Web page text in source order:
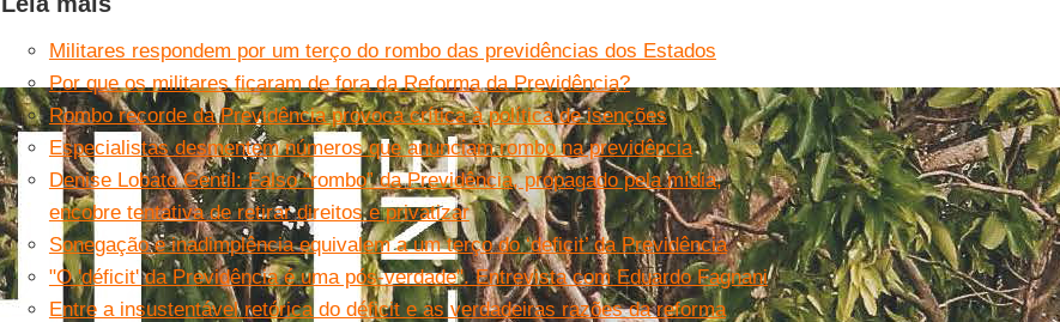
Militares respondem por um terço do rombo das previdências dos Estados
Por que os militares ficaram de fora da Reforma da Previdência?
Rombo recorde da Previdência provoca crítica à política de isenções
Especialistas desmentem números que anunciam rombo na previdência
Denise Lobato Gentil: Falso “rombo” da Previdência, propagado pela mídia,
encobre tentativa de retirar direitos e privatizar
Sonegação e inadimplência equivalem a um terço do ‘deficit’ da Previdência
"O 'déficit' da Previdência é uma pós-verdade". Entrevista com Eduardo Fagnani
Entre a insustentável retórica do déficit e as verdadeiras razões da reforma